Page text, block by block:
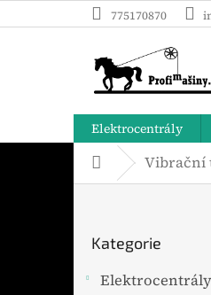
na
775170870
Elektrocentrály
DomůVibrační
kategorie
Kategorie
Elektrocentrály